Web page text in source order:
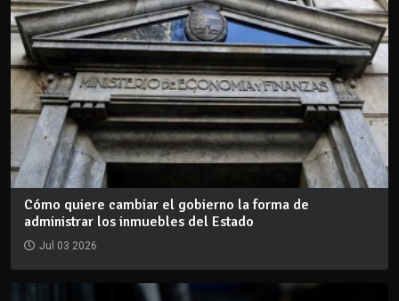
Cómo quiere cambiar el gobierno la forma de
administrar los inmuebles del Estado
Jul 03 2026